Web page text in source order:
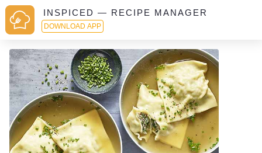
INSPICED — RECIPE MANAGER
DOWNLOAD APP